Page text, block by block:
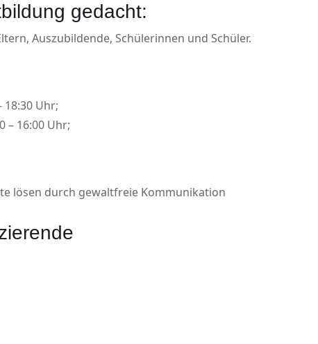
gedacht:
Auszubildende, Schülerinnen und Schüler.
18:30 Uhr;
– 16:00 Uhr;
lösen durch gewaltfreie Kommunikation